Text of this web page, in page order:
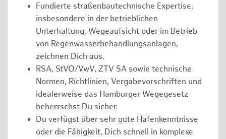
Fundierte straßenbautechnische Expertise,
insbesondere in der betrieblichen
Unterhaltung, Wegeaufsicht oder im Betrieb
von Regenwasserbehandlungsanlagen,
zeichnen Dich aus.
RSA, StVO/VwV, ZTV SA sowie technische
Normen, Richtlinien, Vergabevorschriften und
idealerweise das Hamburger Wegegesetz
beherrschst Du sicher.
Du verfügst über sehr gute Hafenkenntnisse
oder die Fähigkeit, Dich schnell in komplexe